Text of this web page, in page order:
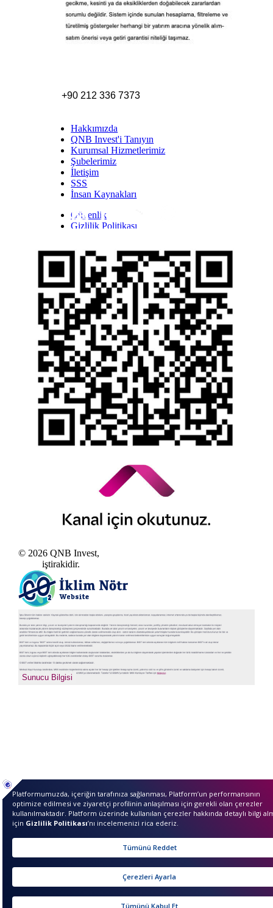
+90 212 336 7373
Hakkımızda
QNB Invest'i Tanıyın
Kurumsal Hizmetlerimiz
Şubelerimiz
İletişim
SSS
İnsan Kaynakları
Güvenlik
Gizlilik Politikası
Yasal Duyurular
Bilgi Toplumu Hizmetleri
Kişisel Verilerin Korunması
YTM - Zamanaşımına Uğrayacak Emanet ve
Alacaklar
Kamuyu Aydınlatma Esaslarına İlişkin Duyuru
TwittLinkYoutWhatsapp
© 2026 QNB Invest,
iştirakidir.
Sunucu Bilgisi
sıkcasorulan
Merhaba ben InvestIQ.
nasıl yardımcı olabilirim?